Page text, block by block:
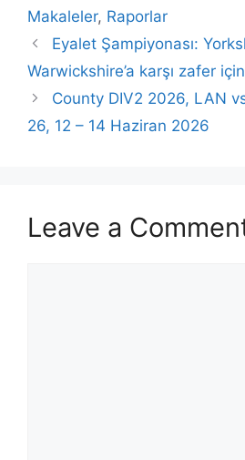
Makaleler, Raporlar
Eyalet Şampiyonası:
Warwickshire’a karşı zafer
County DIV2 2026, LAN
26, 12 – 14 Haziran 2026
Leave a